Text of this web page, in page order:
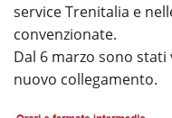
service Trenitalia e
convenzionate.
Dal 6 marzo sono
nuovo collegamento.